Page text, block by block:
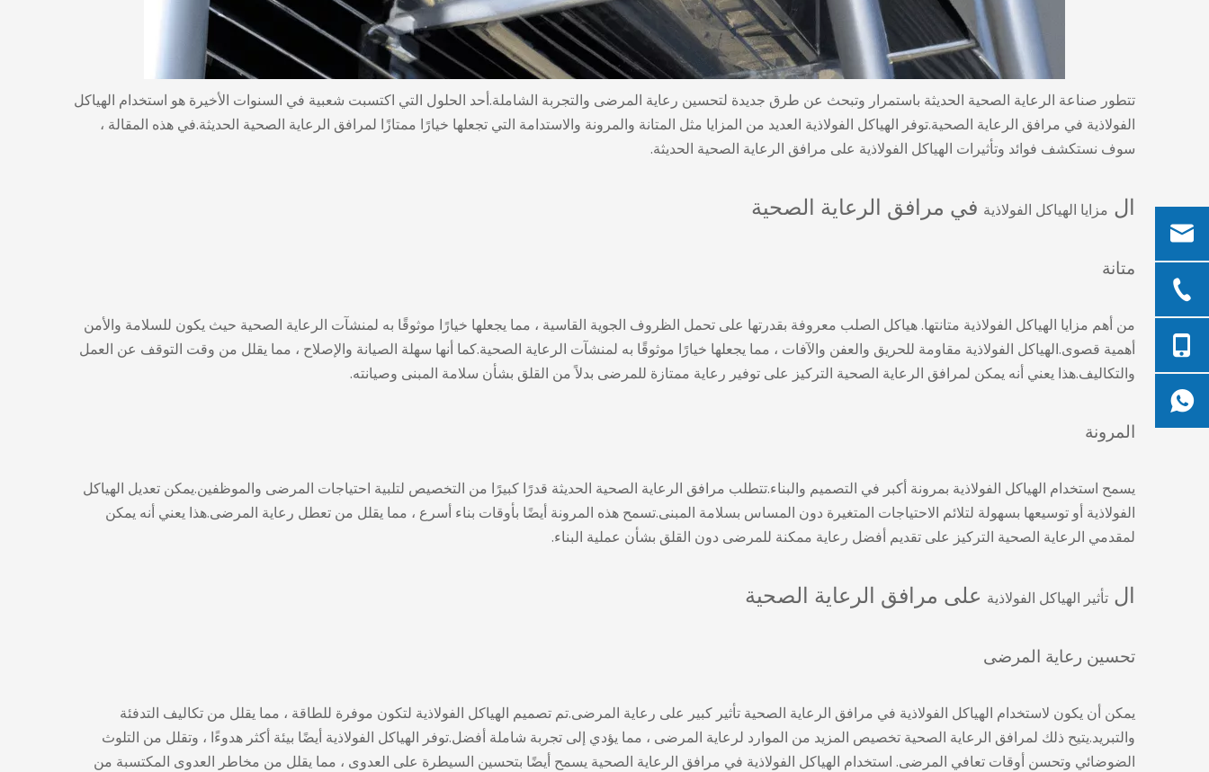
تتطور صناعة الرعاية الصحية الحديثة باستمرار وتبحث عن طرق جديدة لتحسين رعاية المرضى والتجربة الشاملة.أحد الحلول التي اكتسبت شعبية في السنوات الأخيرة هو استخدام الهياكل
الفولاذية في مرافق الرعاية الصحية.توفر الهياكل الفولاذية العديد من المزايا مثل المتانة والمرونة والاستدامة التي تجعلها خيارًا ممتازًا لمرافق الرعاية الصحية الحديثة.في هذه المقالة ،
سوف نستكشف فوائد وتأثيرات الهياكل الفولاذية على مرافق الرعاية الصحية الحديثة.
ال مزايا الهياكل الفولاذية في مرافق الرعاية الصحية
متانة
من أهم مزايا الهياكل الفولاذية متانتها.هياكل الصلب معروفة بقدرتها على تحمل الظروف الجوية القاسية ، مما يجعلها خيارًا موثوقًا به لمنشآت الرعاية الصحية حيث يكون للسلامة والأمن
أهمية قصوى.الهياكل الفولاذية مقاومة للحريق والعفن والآفات ، مما يجعلها خيارًا موثوقًا به لمنشآت الرعاية الصحية.كما أنها سهلة الصيانة والإصلاح ، مما يقلل من وقت التوقف عن العمل
والتكاليف.هذا يعني أنه يمكن لمرافق الرعاية الصحية التركيز على توفير رعاية ممتازة للمرضى بدلاً من القلق بشأن سلامة المبنى وصيانته.
المرونة
يسمح استخدام الهياكل الفولاذية بمرونة أكبر في التصميم والبناء.تتطلب مرافق الرعاية الصحية الحديثة قدرًا كبيرًا من التخصيص لتلبية احتياجات المرضى والموظفين.يمكن تعديل الهياكل
الفولاذية أو توسيعها بسهولة لتلائم الاحتياجات المتغيرة دون المساس بسلامة المبنى.تسمح هذه المرونة أيضًا بأوقات بناء أسرع ، مما يقلل من تعطل رعاية المرضى.هذا يعني أنه يمكن
لمقدمي الرعاية الصحية التركيز على تقديم أفضل رعاية ممكنة للمرضى دون القلق بشأن عملية البناء.
ال تأثير الهياكل الفولاذية على مرافق الرعاية الصحية
تحسين رعاية المرضى
يمكن أن يكون لاستخدام الهياكل الفولاذية في مرافق الرعاية الصحية تأثير كبير على رعاية المرضى.تم تصميم الهياكل الفولاذية لتكون موفرة للطاقة ، مما يقلل من تكاليف التدفئة
والتبريد.يتيح ذلك لمرافق الرعاية الصحية تخصيص المزيد من الموارد لرعاية المرضى ، مما يؤدي إلى تجربة شاملة أفضل.توفر الهياكل الفولاذية أيضًا بيئة أكثر هدوءًا ، وتقلل من التلوث
الضوضائي وتحسن أوقات تعافي المرضى. استخدام الهياكل الفولاذية في مرافق الرعاية الصحية يسمح أيضًا بتحسين السيطرة على العدوى ، مما يقلل من مخاطر العدوى المكتسبة من